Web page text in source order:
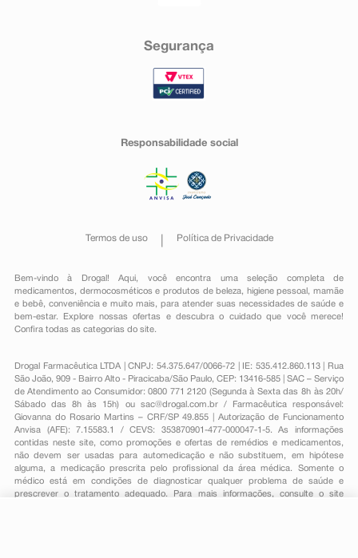
Segurança
Responsabilidade social
Termos de uso Política de Privacidade
Bem-vindo à Drogal! Aqui, você encontra uma seleção completa de
medicamentos , dermocosméticos e produtos de beleza, higiene pessoal ,mamãe
e bebê, conveniênciae muito mais, para atender suas necessidades de saúde e
bem-estar. Explore nossas ofertas e descubra o cuidado que você merece!
Confira todas as categorias do site.
Drogal Farmacêutica LTDA | CNPJ: 54.375.647/0066-72 | IE: 535.412.860.113 | Rua
São João, 909 - Bairro Alto - Piracicaba/São Paulo, CEP: 13416-585 | SAC – Serviço
de Atendimento ao Consumidor: 0800 771 2120 (Segunda à Sexta das 8h às 20h/
Sábado das 8h às 15h) ou sac@drogal.com.br/ Farmacêutica responsável:
Giovanna do Rosario Martins – CRF/SP 49.855 | Autorização de Funcionamento
Anvisa (AFE): 7.15583.1 / CEVS: 353870901-477-000047-1-5. As informações
contidas neste site, como promoções e ofertas de remédios e medicamentos,
não devem ser usadas para automedicação e não substituem, em hipótese
alguma, a medicação prescrita pelo profissional da área médica. Somente o
médico está em condições de diagnosticar qualquer problema de saúde e
prescrever o tratamento adequado. Para mais informações, consulte o site